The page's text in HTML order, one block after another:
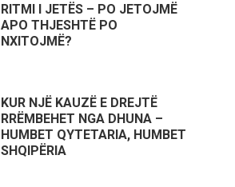
RITMI I JETËS – PO JETOJMË
APO THJESHTË PO
NXITOJMË?
KUR NJË KAUZË E DREJTË
RRËMBEHET NGA DHUNA –
HUMBET QYTETARIA, HUMBET
SHQIPËRIA